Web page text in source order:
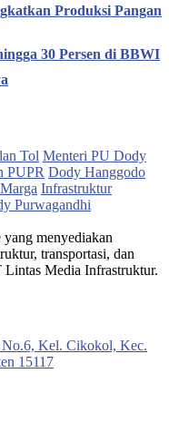
Produksi Pangan
30 Persen di BBWI
Tol Menteri PU Dody
PUPR Dody Hanggodo
Infrastruktur
Purwagandhi
menyediakan
transportasi, dan
Media Infrastruktur.
Kel. Cikokol, Kec.
15117